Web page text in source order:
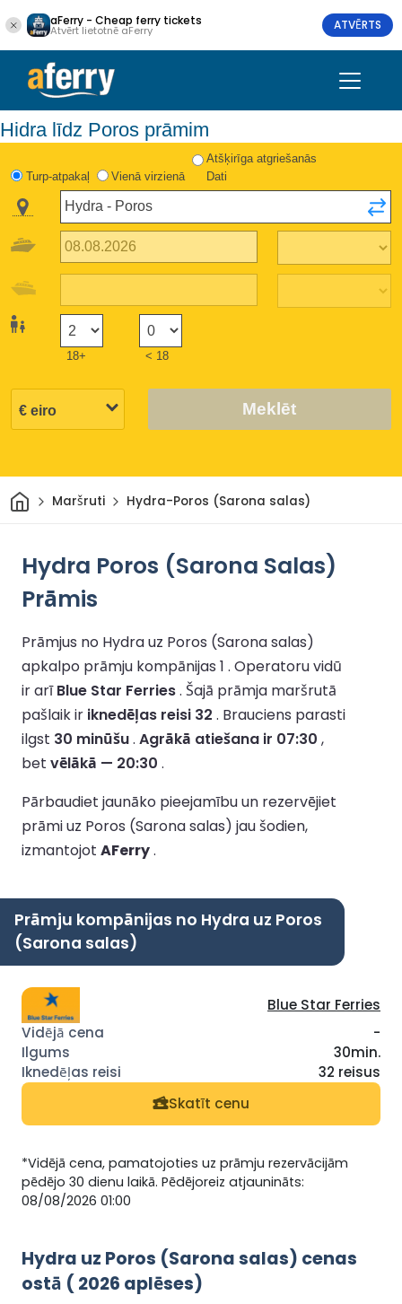
aFerry - Cheap ferry tickets
Atvērt lietotnē aFerry ATVĒRTS
Hidra līdz Poros prāmim
Turp-atpakaļ Vienā virzienā
Atšķirīga atgriešanās
Dati
18+ < 18
Meklēt
Sākums
Maršruti Hydra-Poros (Sarona salas)
Hydra Poros (Sarona Salas)
Prāmis
Prāmjus no Hydra uz Poros (Sarona salas)
apkalpo prāmju kompānijas 1 . Operatoru vidū
ir arīBlue Star Ferries. Šajā prāmja maršrutā
pašlaik ir iknedēļas reisi 32 . Brauciens parasti
ilgst 30 minūšu. Agrākā atiešana ir 07:30 ,
bet vēlākā — 20:30 .
Pārbaudiet jaunāko pieejamību un rezervējiet
prāmi uz Poros (Sarona salas) jau šodien,
izmantojot AFerry.
Prāmju kompānijas no Hydra uz Poros
(Sarona salas)
Blue Star Ferries
-
30min.
32 reisus
Skatīt cenu
*Vidējā cena, pamatojoties uz prāmju rezervācijām
pēdējo 30 dienu laikā. Pēdējoreiz atjaunināts:
08/08/2026 01:00
Hydra uz Poros (Sarona salas) cenas
ostā ( 2026 aplēses)